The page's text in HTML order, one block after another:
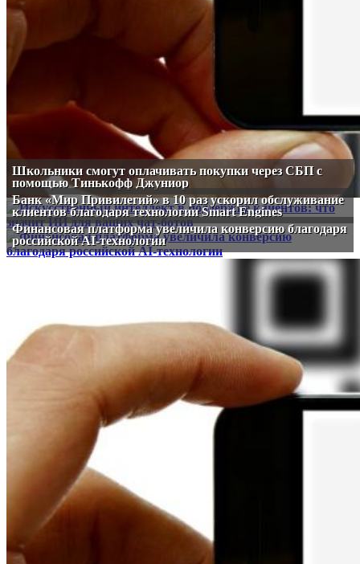
Школьники смогут оплачивать покупки через СБП с
помощью Тинькофф Джуниор
Банк «Мир Привилегий» в 10 раз ускорил обслуживание
клиентов благодаря технологии Smart Engines
Финансовая платформа увеличила конверсию благодаря
российской AI-технологии